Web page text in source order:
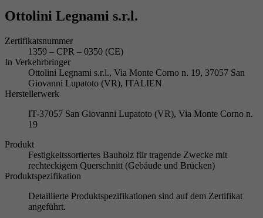
Ottolini Legnami s.r.l.
Zertifikatsnummer
1359 – CPR – 0350 (CE)
In Verkehrbringer
Ottolini Legnami s.r.l., Via Monte Corno n. 19, 37057 San
Giovanni Lupatoto (VR), ITALIEN
Herstellerwerk
IT-37057 San Giovanni Lupatoto (VR), Via Monte Corno n.
19
Produkt
Festigkeitssortiertes Bauholz für tragende Zwecke mit
rechteckigem Querschnitt (Gebäude und Brücken)
Produktspezifikation
Detaillierte Produktspezifikationen sind auf dem Zertifikat
angeführt.